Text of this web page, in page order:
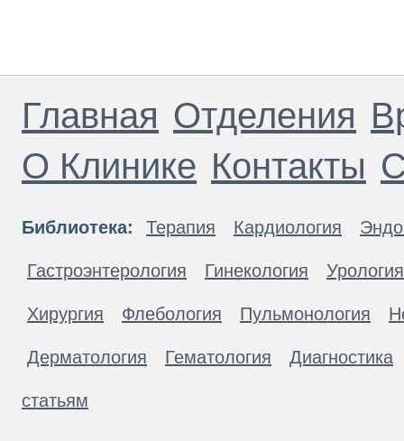
Главная Отделения
О Клинике Контакты
Библиотека: Терапия Кардиология
Гастроэнтерология Гинекология Урология
Хирургия Флебология Пульмонология
Дерматология Гематология Диагностика
статьям